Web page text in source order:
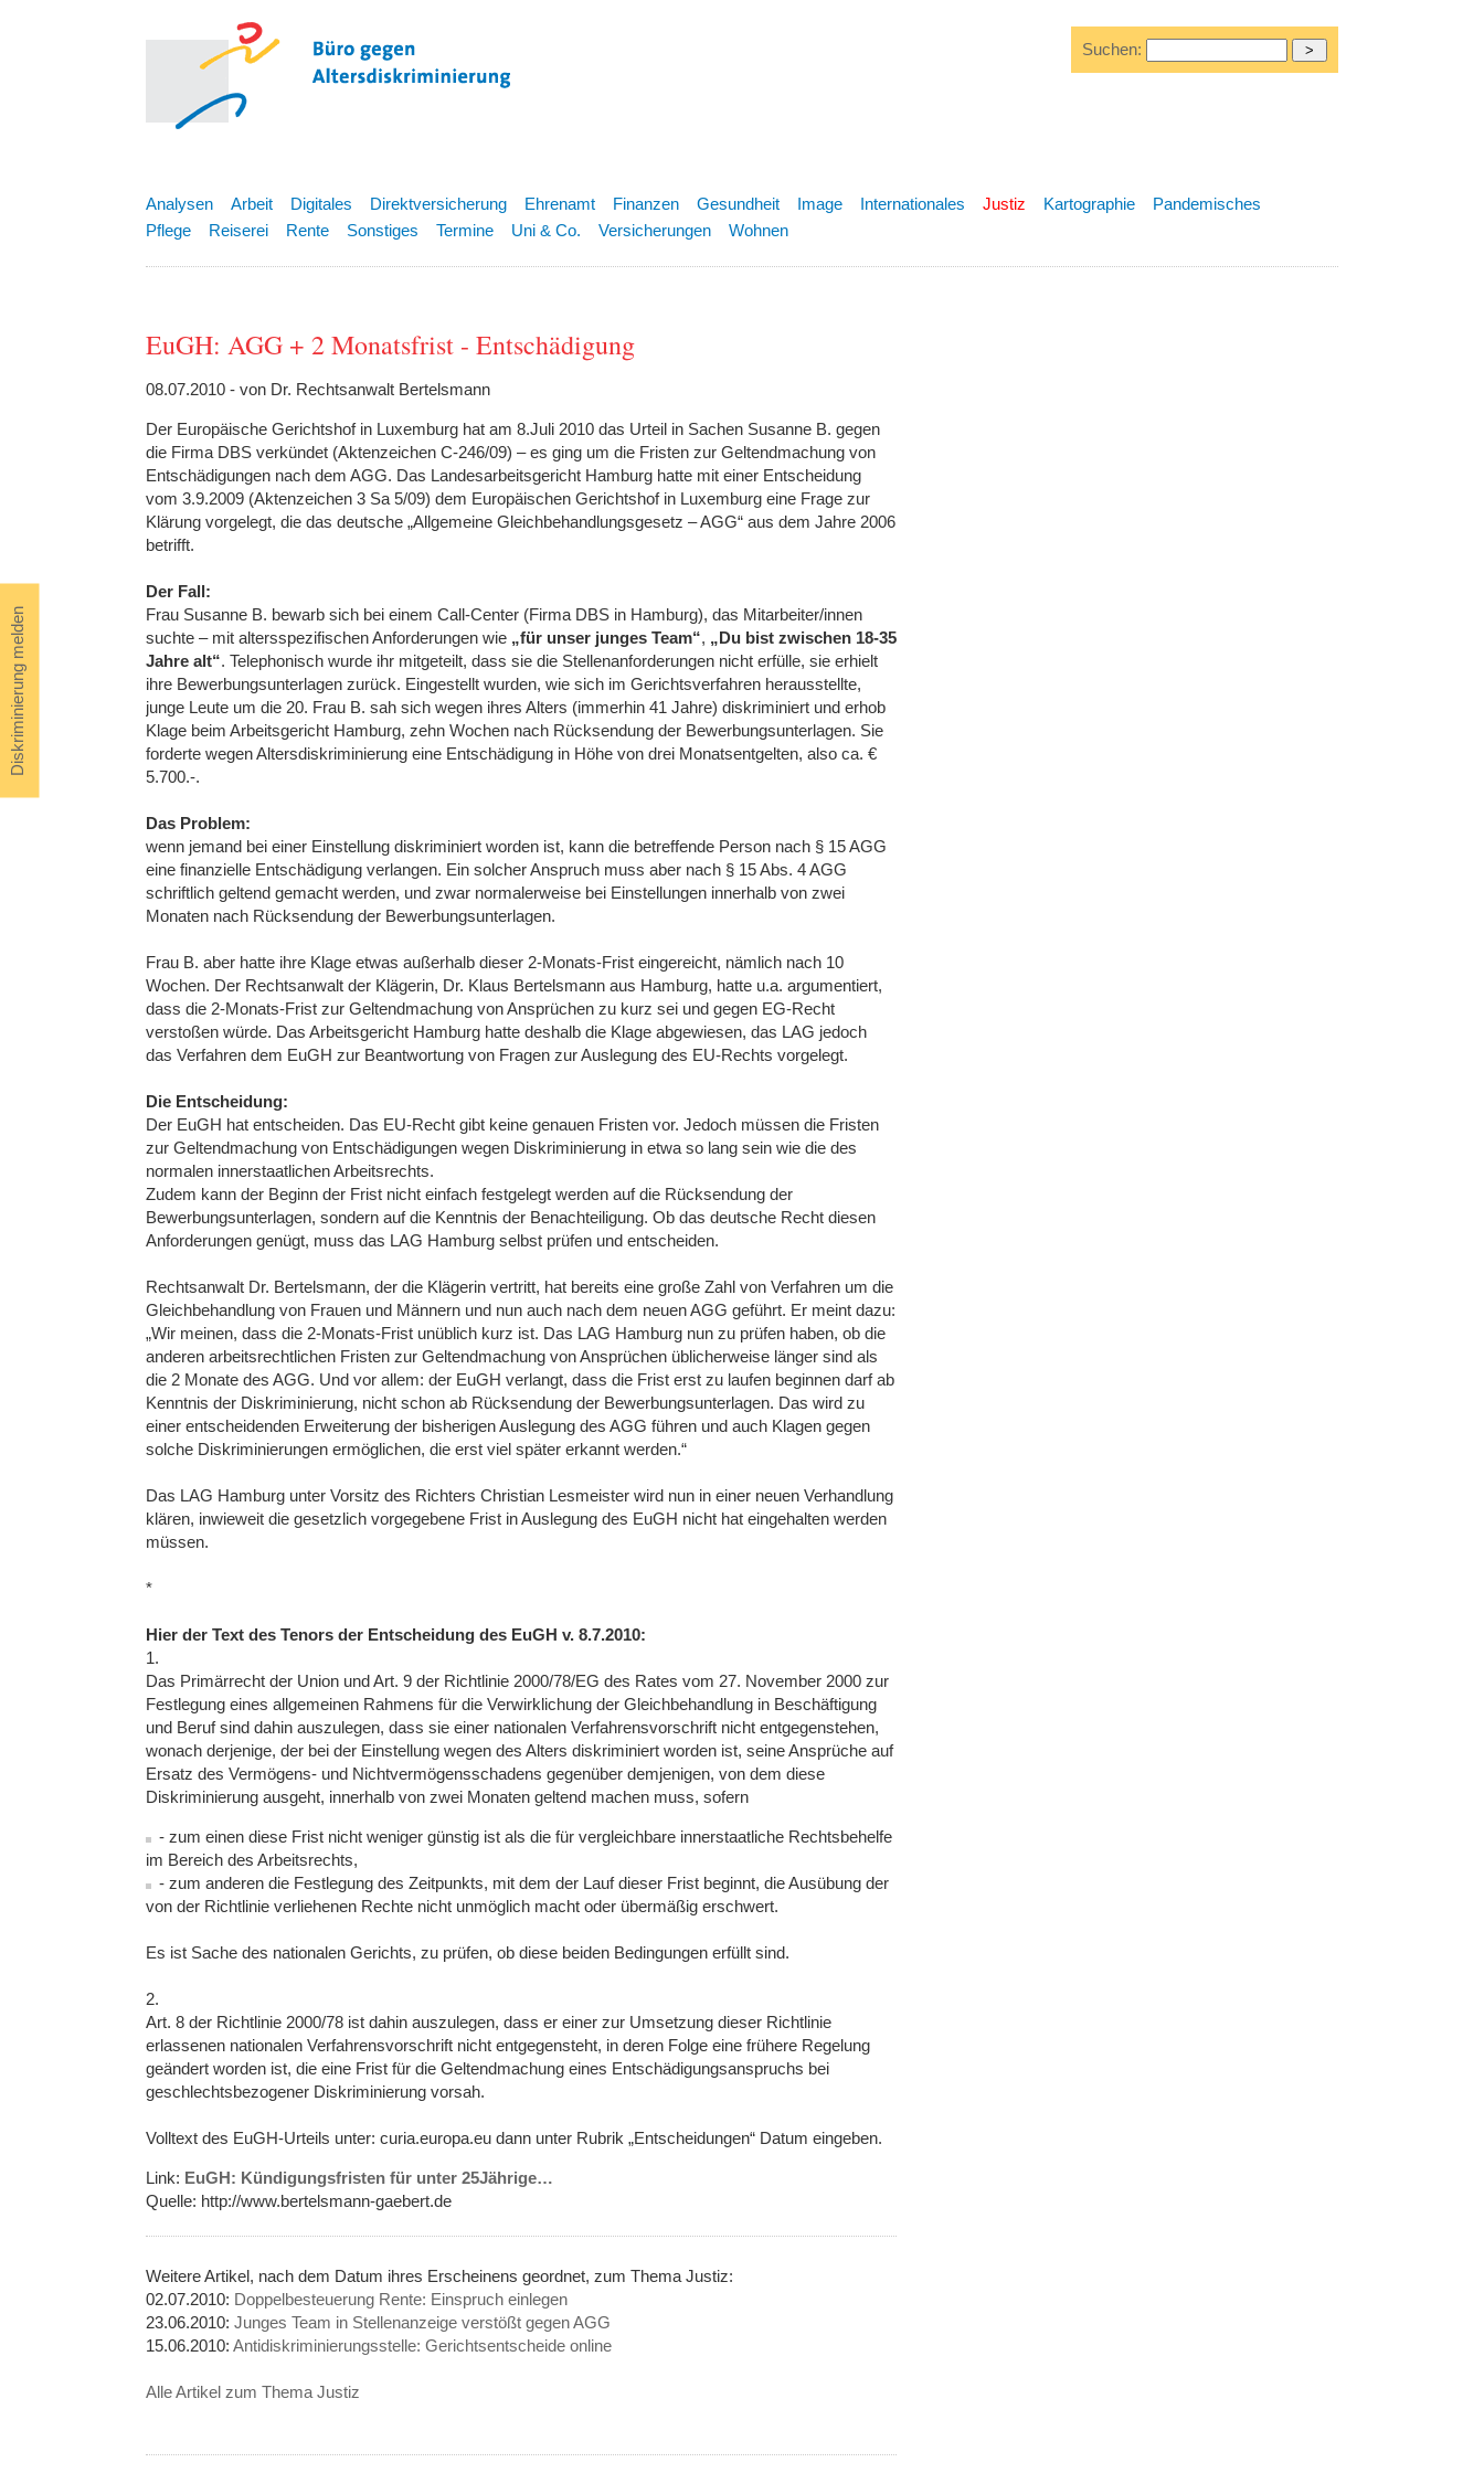
Diskriminierung melden
Suchen:
Analysen Arbeit Digitales Direktversicherung Ehrenamt Finanzen Gesundheit Image Internationales Justiz Kartographie
Pandemisches
Pflege
Reiserei Rente Sonstiges Termine Uni & Co. Versicherungen Wohnen
EuGH: AGG + 2 Monatsfrist - Entschädigung
08.07.2010 - von Dr. Rechtsanwalt Bertelsmann
Der Europäische Gerichtshof in Luxemburg hat am 8.Juli 2010 das Urteil in Sachen Susanne B. gegen
die Firma DBS verkündet (Aktenzeichen C-246/09) – es ging um die Fristen zur Geltendmachung von
Entschädigungen nach dem AGG. Das Landesarbeitsgericht Hamburg hatte mit einer Entscheidung
vom 3.9.2009 (Aktenzeichen 3 Sa 5/09) dem Europäischen Gerichtshof in Luxemburg eine Frage zur
Klärung vorgelegt, die das deutsche „Allgemeine Gleichbehandlungsgesetz – AGG“ aus dem Jahre 2006
betrifft.
Der Fall:
Frau Susanne B. bewarb sich bei einem Call-Center (Firma DBS in Hamburg), das Mitarbeiter/innen
suchte – mit altersspezifischen Anforderungen wie „für unser junges Team“, „Du bist zwischen 18-35
Jahre alt“. Telephonisch wurde ihr mitgeteilt, dass sie die Stellenanforderungen nicht erfülle, sie erhielt
ihre Bewerbungsunterlagen zurück. Eingestellt wurden, wie sich im Gerichtsverfahren herausstellte,
junge Leute um die 20. Frau B. sah sich wegen ihres Alters (immerhin 41 Jahre) diskriminiert und erhob
Klage beim Arbeitsgericht Hamburg, zehn Wochen nach Rücksendung der Bewerbungsunterlagen. Sie
forderte wegen Altersdiskriminierung eine Entschädigung in Höhe von drei Monatsentgelten, also ca. €
5.700.-.
Das Problem:
wenn jemand bei einer Einstellung diskriminiert worden ist, kann die betreffende Person nach § 15 AGG
eine finanzielle Entschädigung verlangen. Ein solcher Anspruch muss aber nach § 15 Abs. 4 AGG
schriftlich geltend gemacht werden, und zwar normalerweise bei Einstellungen innerhalb von zwei
Monaten nach Rücksendung der Bewerbungsunterlagen.
Frau B. aber hatte ihre Klage etwas außerhalb dieser 2-Monats-Frist eingereicht, nämlich nach 10
Wochen. Der Rechtsanwalt der Klägerin, Dr. Klaus Bertelsmann aus Hamburg, hatte u.a. argumentiert,
dass die 2-Monats-Frist zur Geltendmachung von Ansprüchen zu kurz sei und gegen EG-Recht
verstoßen würde. Das Arbeitsgericht Hamburg hatte deshalb die Klage abgewiesen, das LAG jedoch
das Verfahren dem EuGH zur Beantwortung von Fragen zur Auslegung des EU-Rechts vorgelegt.
Die Entscheidung:
Der EuGH hat entscheiden. Das EU-Recht gibt keine genauen Fristen vor. Jedoch müssen die Fristen
zur Geltendmachung von Entschädigungen wegen Diskriminierung in etwa so lang sein wie die des
normalen innerstaatlichen Arbeitsrechts.
Zudem kann der Beginn der Frist nicht einfach festgelegt werden auf die Rücksendung der
Bewerbungsunterlagen, sondern auf die Kenntnis der Benachteiligung. Ob das deutsche Recht diesen
Anforderungen genügt, muss das LAG Hamburg selbst prüfen und entscheiden.
Rechtsanwalt Dr. Bertelsmann, der die Klägerin vertritt, hat bereits eine große Zahl von Verfahren um die
Gleichbehandlung von Frauen und Männern und nun auch nach dem neuen AGG geführt. Er meint dazu:
„Wir meinen, dass die 2-Monats-Frist unüblich kurz ist. Das LAG Hamburg nun zu prüfen haben, ob die
anderen arbeitsrechtlichen Fristen zur Geltendmachung von Ansprüchen üblicherweise länger sind als
die 2 Monate des AGG. Und vor allem: der EuGH verlangt, dass die Frist erst zu laufen beginnen darf ab
Kenntnis der Diskriminierung, nicht schon ab Rücksendung der Bewerbungsunterlagen. Das wird zu
einer entscheidenden Erweiterung der bisherigen Auslegung des AGG führen und auch Klagen gegen
solche Diskriminierungen ermöglichen, die erst viel später erkannt werden.“
Das LAG Hamburg unter Vorsitz des Richters Christian Lesmeister wird nun in einer neuen Verhandlung
klären, inwieweit die gesetzlich vorgegebene Frist in Auslegung des EuGH nicht hat eingehalten werden
müssen.
*
Hier der Text des Tenors der Entscheidung des EuGH v. 8.7.2010:
1.
Das Primärrecht der Union und Art. 9 der Richtlinie 2000/78/EG des Rates vom 27. November 2000 zur
Festlegung eines allgemeinen Rahmens für die Verwirklichung der Gleichbehandlung in Beschäftigung
und Beruf sind dahin auszulegen, dass sie einer nationalen Verfahrensvorschrift nicht entgegenstehen,
wonach derjenige, der bei der Einstellung wegen des Alters diskriminiert worden ist, seine Ansprüche auf
Ersatz des Vermögens- und Nichtvermögensschadens gegenüber demjenigen, von dem diese
Diskriminierung ausgeht, innerhalb von zwei Monaten geltend machen muss, sofern
- zum einen diese Frist nicht weniger günstig ist als die für vergleichbare innerstaatliche Rechtsbehelfe
im Bereich des Arbeitsrechts,
- zum anderen die Festlegung des Zeitpunkts, mit dem der Lauf dieser Frist beginnt, die Ausübung der
von der Richtlinie verliehenen Rechte nicht unmöglich macht oder übermäßig erschwert.
Es ist Sache des nationalen Gerichts, zu prüfen, ob diese beiden Bedingungen erfüllt sind.
2.
Art. 8 der Richtlinie 2000/78 ist dahin auszulegen, dass er einer zur Umsetzung dieser Richtlinie
erlassenen nationalen Verfahrensvorschrift nicht entgegensteht, in deren Folge eine frühere Regelung
geändert worden ist, die eine Frist für die Geltendmachung eines Entschädigungsanspruchs bei
geschlechtsbezogener Diskriminierung vorsah.
Volltext des EuGH-Urteils unter: curia.europa.eu dann unter Rubrik „Entscheidungen“ Datum eingeben.
Link: EuGH: Kündigungsfristen für unter 25Jährige…
Quelle: http://www.bertelsmann-gaebert.de
Weitere Artikel, nach dem Datum ihres Erscheinens geordnet, zum Thema Justiz:
02.07.2010: Doppelbesteuerung Rente: Einspruch einlegen
23.06.2010: Junges Team in Stellenanzeige verstößt gegen AGG
15.06.2010: Antidiskriminierungsstelle: Gerichtsentscheide online
Alle Artikel zum Thema Justiz